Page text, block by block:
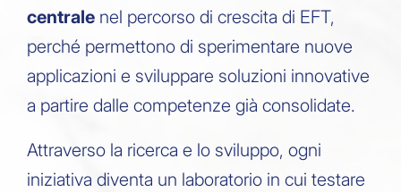
centrale nel percorso di crescita di EFT,
perché permettono di sperimentare nuove
applicazioni e sviluppare soluzioni innovative
a partire dalle competenze già consolidate.
Attraverso la ricerca e lo sviluppo, ogni
iniziativa diventa un laboratorio in cui testare